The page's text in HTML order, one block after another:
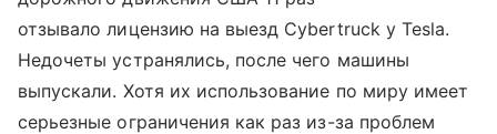
отзывало лицензию на выезд Cybertruck у Tesla.
Недочеты устранялись, после чего машины
выпускали. Хотя их использование по миру имеет
серьезные ограничения как раз из-за проблем